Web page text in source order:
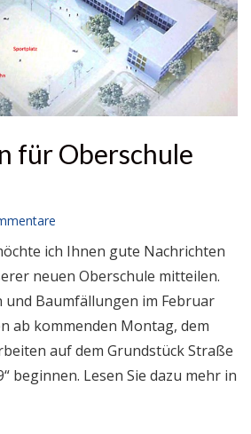
für Oberschule
ich Ihnen gute Nachrichten
neuen Oberschule mitteilen.
und Baumfällungen im Februar
ab kommenden Montag, dem
auf dem Grundstück Straße
beginnen. Lesen Sie dazu mehr in